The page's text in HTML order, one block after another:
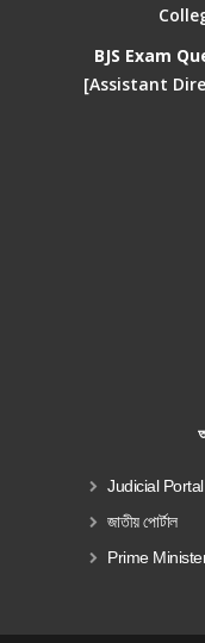
BJS Exam
[Assistant
Judicial Portal
জাতীয় পোর্টাল
Prime